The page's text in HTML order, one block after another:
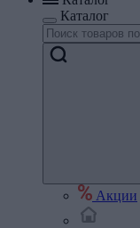
Каталог
Акции